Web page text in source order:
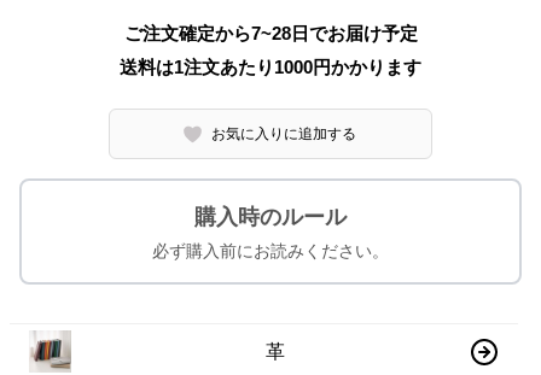
ご注文確定から7~28日でお届け予定
送料は1注文あたり 1000円かかります
お気に入りに追加する
購入時のルール
必ず購入前にお読みください。
革